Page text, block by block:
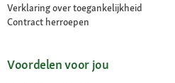
Verklaring over toegankelijkheid
Contract herroepen
Voordelen voor jou